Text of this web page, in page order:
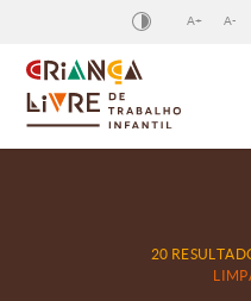
A+ A-
20